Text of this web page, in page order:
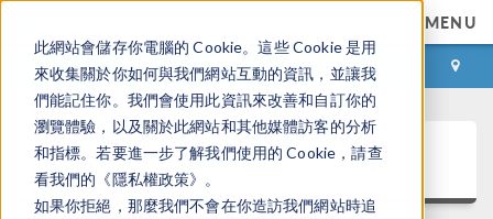
此網站會儲存你電腦的 Cookie。這些 Cookie 是用
來收集關於你如何與我們網站互動的資訊，並讓我
們能記住你。我們會使用此資訊來改善和自訂你的
瀏覽體驗，以及關於此網站和其他媒體訪客的分析
和指標。若要進一步了解我們使用的 Cookie，請查
看我們的《隱私權政策》。
如果你拒絕，那麼我們不會在你造訪我們網站時追
MENU
登录 咨询与购买
COMSOL Access